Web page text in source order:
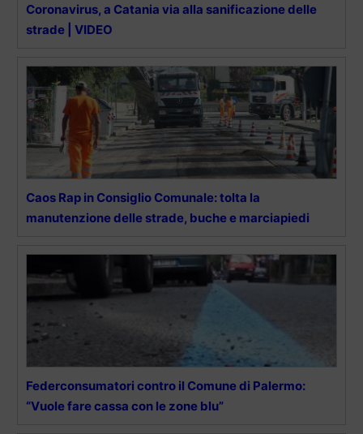
Coronavirus, a Catania via alla sanificazione delle
strade | VIDEO
Caos Rap in Consiglio Comunale: tolta la
manutenzione delle strade, buche e marciapiedi
Federconsumatori contro il Comune di Palermo:
“Vuole fare cassa con le zone blu”